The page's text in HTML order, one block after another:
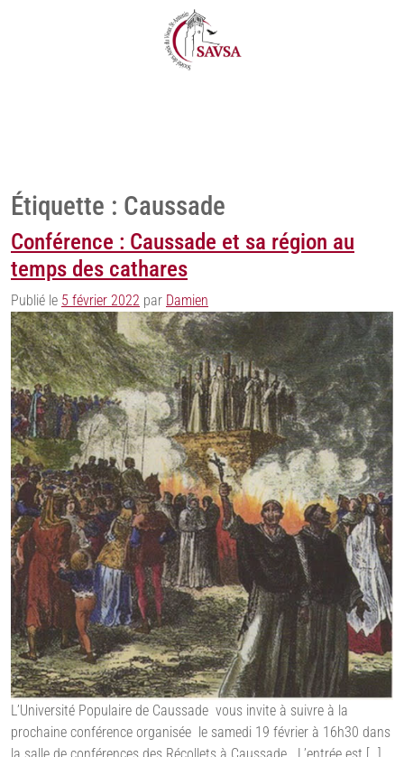
Étiquette : Caussade
Conférence : Caussade et sa région au
temps des cathares
Publié le 5 février 2022 par Damien
L’Université Populaire de Caussade vous invite à suivre à la
prochaine conférence organisée le samedi 19 février à 16h30 dans
la salle de conférences des Récollets à Caussade. L’entrée est […]